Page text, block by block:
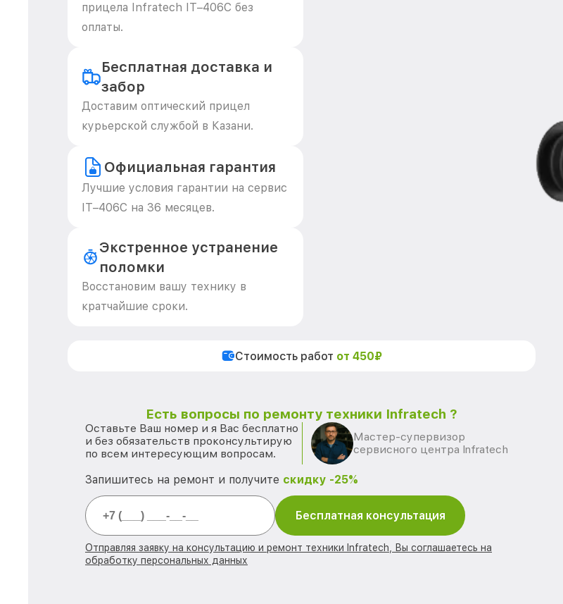
прицела Infratech IT–406С без
оплаты.
Бесплатная доставка и
забор
Доставим оптический прицел
курьерской службой в Казани.
Официальная гарантия
Лучшие условия гарантии на сервис
IT–406С на 36 месяцев.
Экстренное устранение
поломки
Восстановим вашу технику в
кратчайшие сроки.
Стоимость работ от 450₽
Есть вопросы по ремонту техники Infratech ?
Оставьте Ваш номер и я Вас бесплатно
и без обязательств проконсультирую
по всем интересующим вопросам.
Мастер-супервизор
сервисного центра Infratech
Запишитесь на ремонт и получите скидку -25%
Бесплатная консультация
Отправляя заявку на консультацию и ремонт техники Infratech, Вы соглашаетесь на
обработку персональных данных